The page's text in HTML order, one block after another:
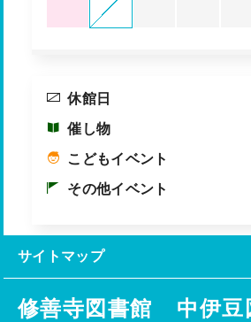
休館日
催し物
こどもイベント
その他イベント
サイトマップ
修善寺図書館 中伊豆